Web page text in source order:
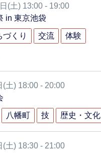
(土) 13:00 - 19:00
in 東京池袋
づくり 交流 体験
土) 18:00 - 20:00
八幡町 技 歴史・文化
土) 18:30 - 21:00